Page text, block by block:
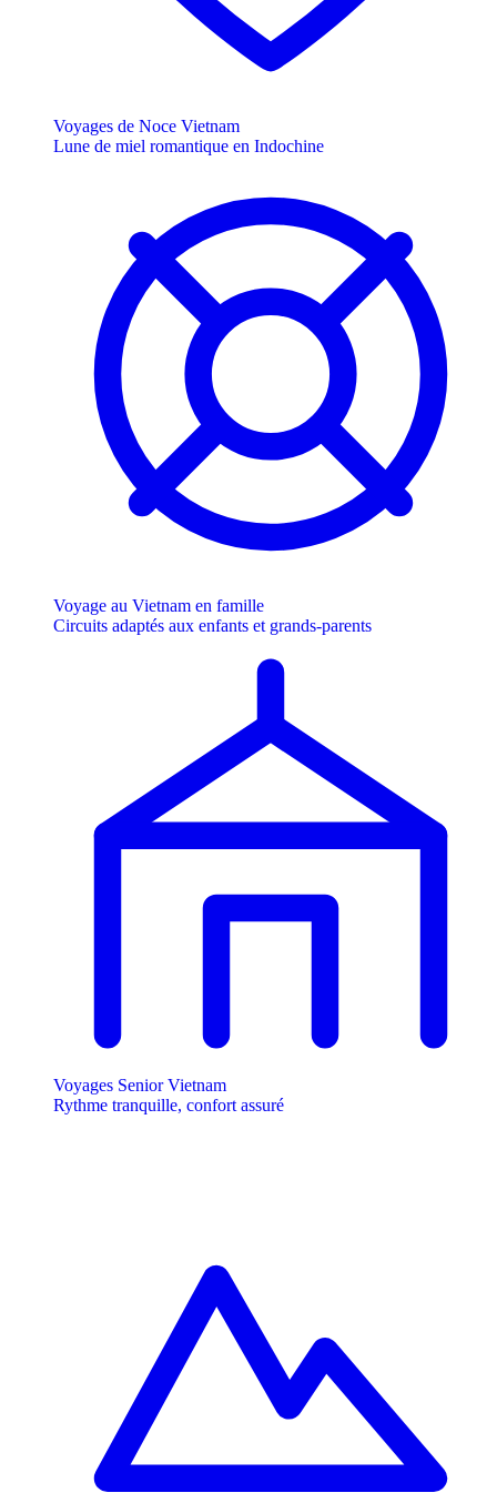
Voyages de Noce Vietnam
Lune de miel romantique en Indochine
Voyage au Vietnam en famille
Circuits adaptés aux enfants et grands-parents
Voyages Senior Vietnam
Rythme tranquille, confort assuré